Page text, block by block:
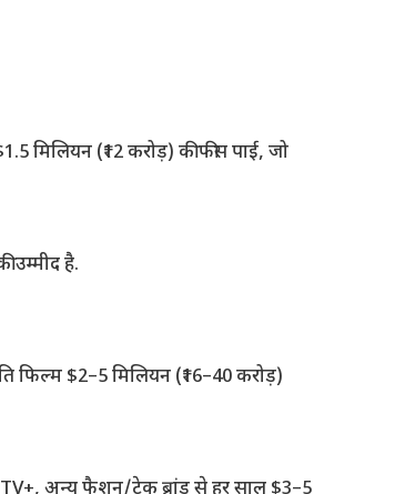
(₹12 करोड़) की फीस पाई, जो
उम्मीद है.
$2–5 मिलियन (₹16–40 करोड़)